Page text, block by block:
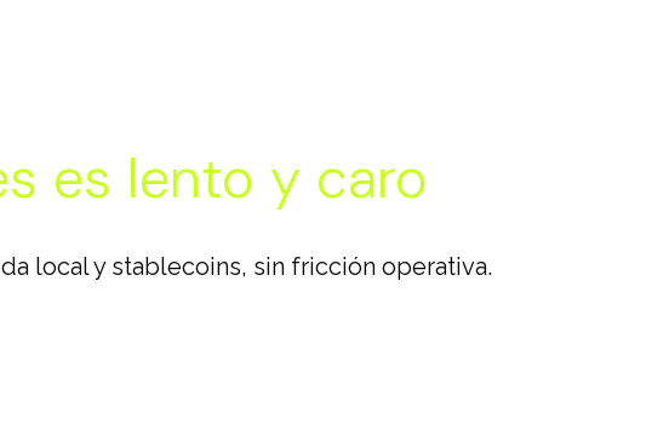
es lento y caro
local y stablecoins, sin fricción operativa.